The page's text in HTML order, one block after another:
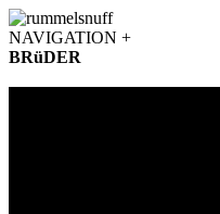
NAVIGATION +
BRüDER